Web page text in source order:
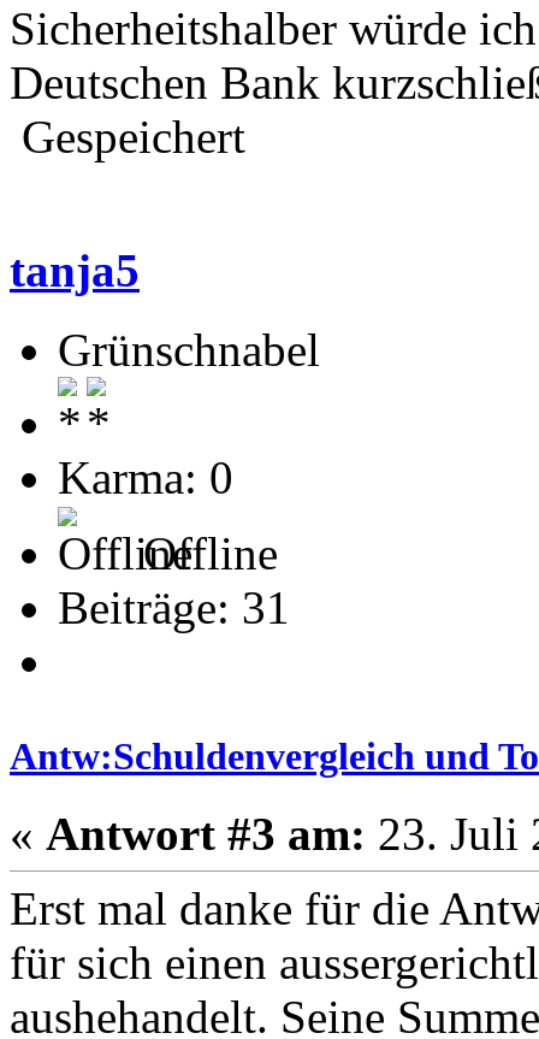
Sicherheitshalber würde
Deutschen Bank
Gespeichert
tanja5
Grünschnabel
Karma: 0
Offline
Beiträge: 31
Antw:Schuldenvergleich und
« Antwort #3 am: 23. Juli
Erst mal danke für die
für sich einen
aushehandelt. Seine